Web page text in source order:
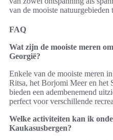
van de mooiste natuurgebieden
FAQ
Wat zijn de mooiste meren
Georgië?
Enkele van de mooiste meren
Ritsa, het Borjomi Meer en het
bieden een adembenemend
perfect voor verschillende
Welke activiteiten kan ik
Kaukasusbergen?